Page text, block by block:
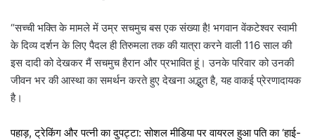
“सच्ची भक्ति के मामले में उम्र सचमुच बस एक संख्या है! भगवान वेंकटेश्वर स्वामी
के दिव्य दर्शन के लिए पैदल ही तिरुमला तक की यात्रा करने वाली 116 साल की
इस दादी को देखकर मैं सचमुच हैरान और प्रभावित हूं। उनके परिवार को उनकी
जीवन भर की आस्था का समर्थन करते हुए देखना अद्भुत है, यह वाकई प्रेरणादायक
है।
पहाड़, ट्रेकिंग और पत्नी का दुपट्टा: सोशल मीडिया पर वायरल हुआ पति का ‘हाई-